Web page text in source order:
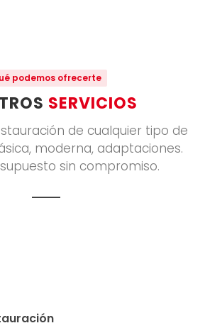
podemos ofrecerte
SERVICIOS
de cualquier tipo de
moderna, adaptaciones.
sin compromiso.